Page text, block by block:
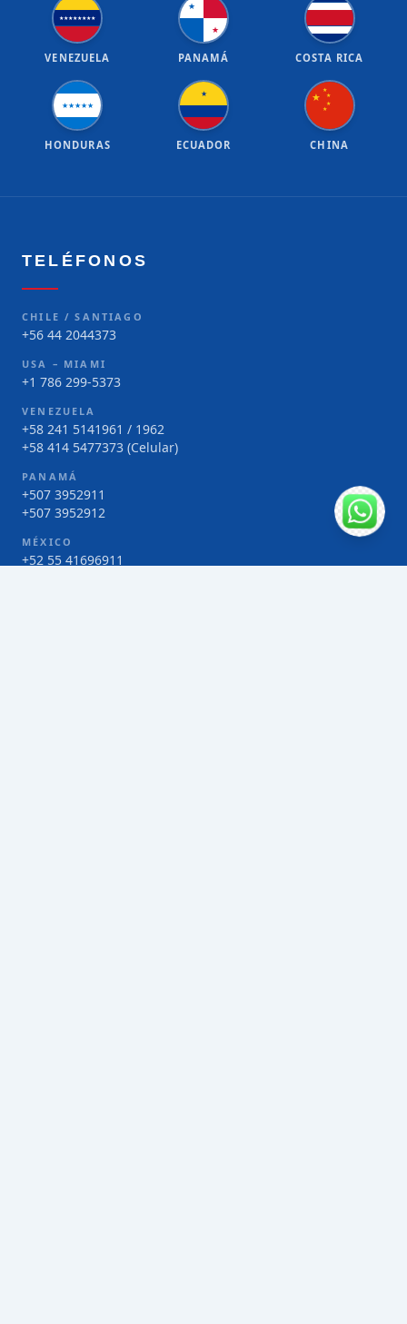
★★★★★★★★
VENEZUELA
★
★
PANAMÁ COSTA RICA
★★★★★
HONDURAS
★
ECUADOR
★
★
★
★
★
CHINA
TELÉFONOS
CHILE / SANTIAGO
+56 44 2044373
USA – MIAMI
+1 786 299-5373
VENEZUELA
+58 241 5141961 / 1962
+58 414 5477373 (Celular)
PANAMÁ
+507 3952911
+507 3952912
MÉXICO
+52 55 41696911